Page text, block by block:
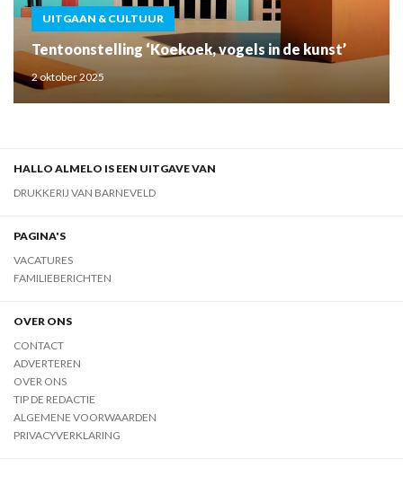
UITGAAN & CULTUUR
Tentoonstelling ‘Koekoek, vogels in de kunst’
2 oktober 2025
HALLO ALMELO IS EEN UITGAVE VAN
DRUKKERIJ VAN BARNEVELD
PAGINA'S
VACATURES
FAMILIEBERICHTEN
OVER ONS
CONTACT
ADVERTEREN
OVER ONS
TIP DE REDACTIE
ALGEMENE VOORWAARDEN
PRIVACYVERKLARING